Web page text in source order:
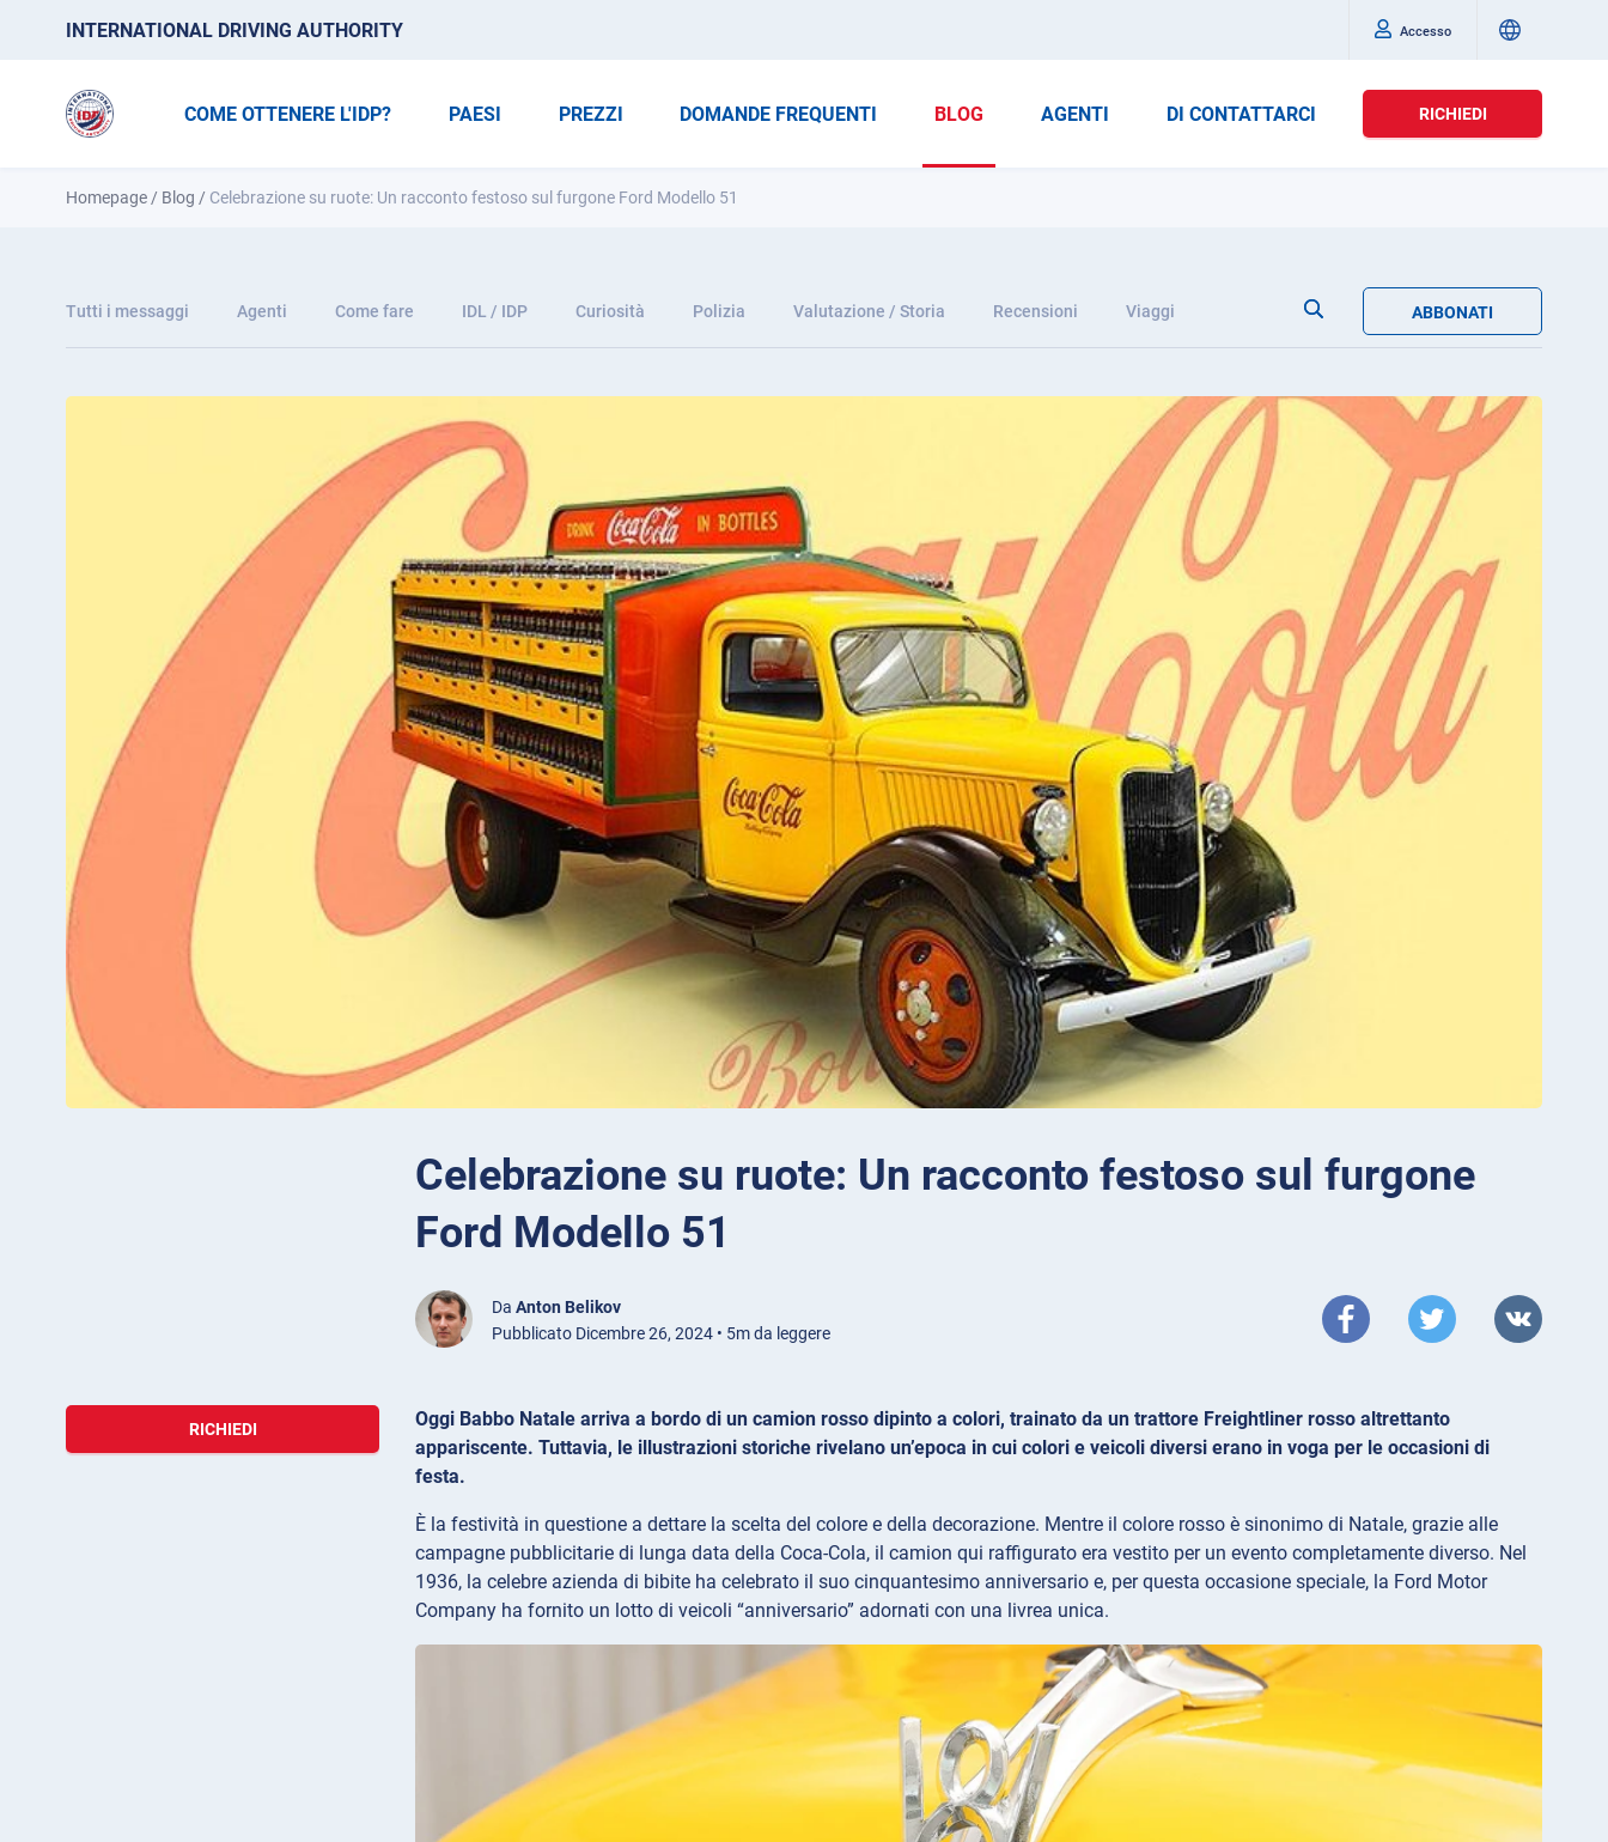
INTERNATIONAL DRIVING AUTHORITY Accesso
COME OTTENERE L'IDP? PAESI PREZZI DOMANDE FREQUENTI BLOG AGENTI DI CONTATTARCI RICHIEDI
Homepage / Blog / Celebrazione su ruote: Un racconto festoso sul furgone Ford Modello 51
Tutti i messaggi Agenti Come fare IDL / IDP Curiosità Polizia Valutazione / Storia Recensioni Viaggi ABBONATI
Celebrazione su ruote: Un racconto festoso sul furgone
Ford Modello 51
Da Anton Belikov
Pubblicato Dicembre 26, 2024 • 5m da leggere
RICHIEDI
Oggi Babbo Natale arriva a bordo di un camion rosso dipinto a colori, trainato da un trattore Freightliner rosso altrettanto
appariscente. Tuttavia, le illustrazioni storiche rivelano un’epoca in cui colori e veicoli diversi erano in voga per le occasioni di
festa.
È la festività in questione a dettare la scelta del colore e della decorazione. Mentre il colore rosso è sinonimo di Natale, grazie alle
campagne pubblicitarie di lunga data della Coca-Cola, il camion qui raffigurato era vestito per un evento completamente diverso. Nel
1936, la celebre azienda di bibite ha celebrato il suo cinquantesimo anniversario e, per questa occasione speciale, la Ford Motor
Company ha fornito un lotto di veicoli “anniversario” adornati con una livrea unica.